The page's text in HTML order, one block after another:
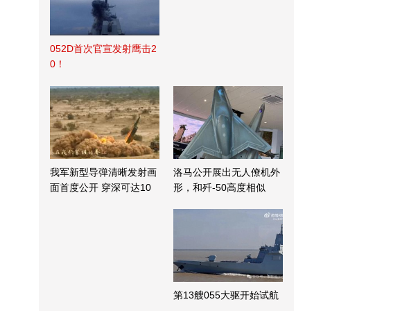
052D首次官宣发射鹰击2
0！
我军新型导弹清晰发射画
面首度公开 穿深可达10
洛马公开展出无人僚机外
形，和歼-50高度相似
第13艘055大驱开始试航